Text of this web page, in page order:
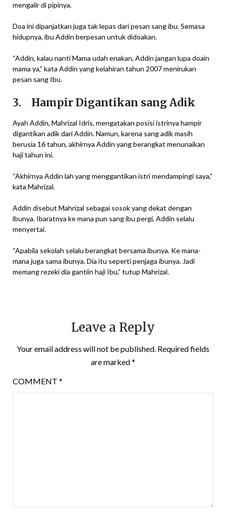
mengalir di pipinya.
Doa ini dipanjatkan juga tak lepas dari pesan sang ibu. Semasa
hidupnya, ibu Addin berpesan untuk didoakan.
“Addin, kalau nanti Mama udah enakan, Addin jangan lupa doain
mama ya,” kata Addin yang kelahiran tahun 2007 menirukan
pesan sang Ibu.
3. Hampir Digantikan sang Adik
Ayah Addin, Mahrizal Idris, mengatakan posisi istrinya hampir
digantikan adik dari Addin. Namun, karena sang adik masih
berusia 16 tahun, akhirnya Addin yang berangkat menunaikan
haji tahun ini.
“Akhirnya Addin lah yang menggantikan istri mendampingi saya,”
kata Mahrizal.
Addin disebut Mahrizal sebagai sosok yang dekat dengan
ibunya. Ibaratnya ke mana pun sang ibu pergi, Addin selalu
menyertai.
“Apabila sekolah selalu berangkat bersama ibunya. Ke mana-
mana juga sama ibunya. Dia itu seperti penjaga ibunya. Jadi
memang rezeki dia gantiin haji Ibu,” tutup Mahrizal.
Leave a Reply
Your email address will not be published. Required fields
are marked*
COMMENT *